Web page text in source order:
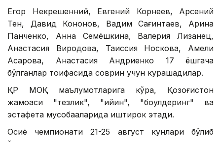
Егор Некрешенний, Евгений Корнеев, Арсений
Тен, Давид Кононов, Вадим Сағинтаев, Арина
Панченко, Анна Семёшкина, Валерия Лизанец,
Анастасия Виродова, Таиссия Носкова, Амели
Асқарова, Анастасия Андриенко 17 ёшгача
бўлганлар тоифасида соврин учун курашадилар.
ҚР МОҚ маълумотларига кўра, Қозоғистон
жамоаси "тезлик", "қийин", "боулдеринг" ва
эстафета мусобақаларида иштирок этади.
Осиё чемпионати 21-25 август кунлари бўлиб